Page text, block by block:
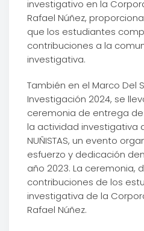
investigativo en la
Rafael Núñez,
que los estudiantes
contribuciones a la
investigativa.
También en el Marco Del
Investigación 2024, se
ceremonia de entrega
la actividad investigativa
NUÑISTAS, un evento
esfuerzo y dedicación
año 2023. La ceremonia,
contribuciones de los
investigativa de la
Rafael Núñez.